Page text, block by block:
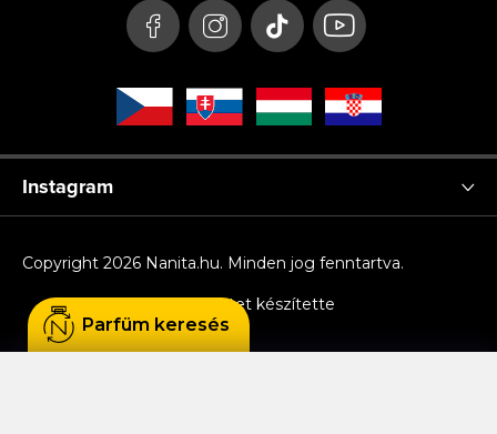
Instagram
Shoptet készítette
Copyright 2026 Nanita.hu. Minden jog fenntartva.
Parfüm keresés